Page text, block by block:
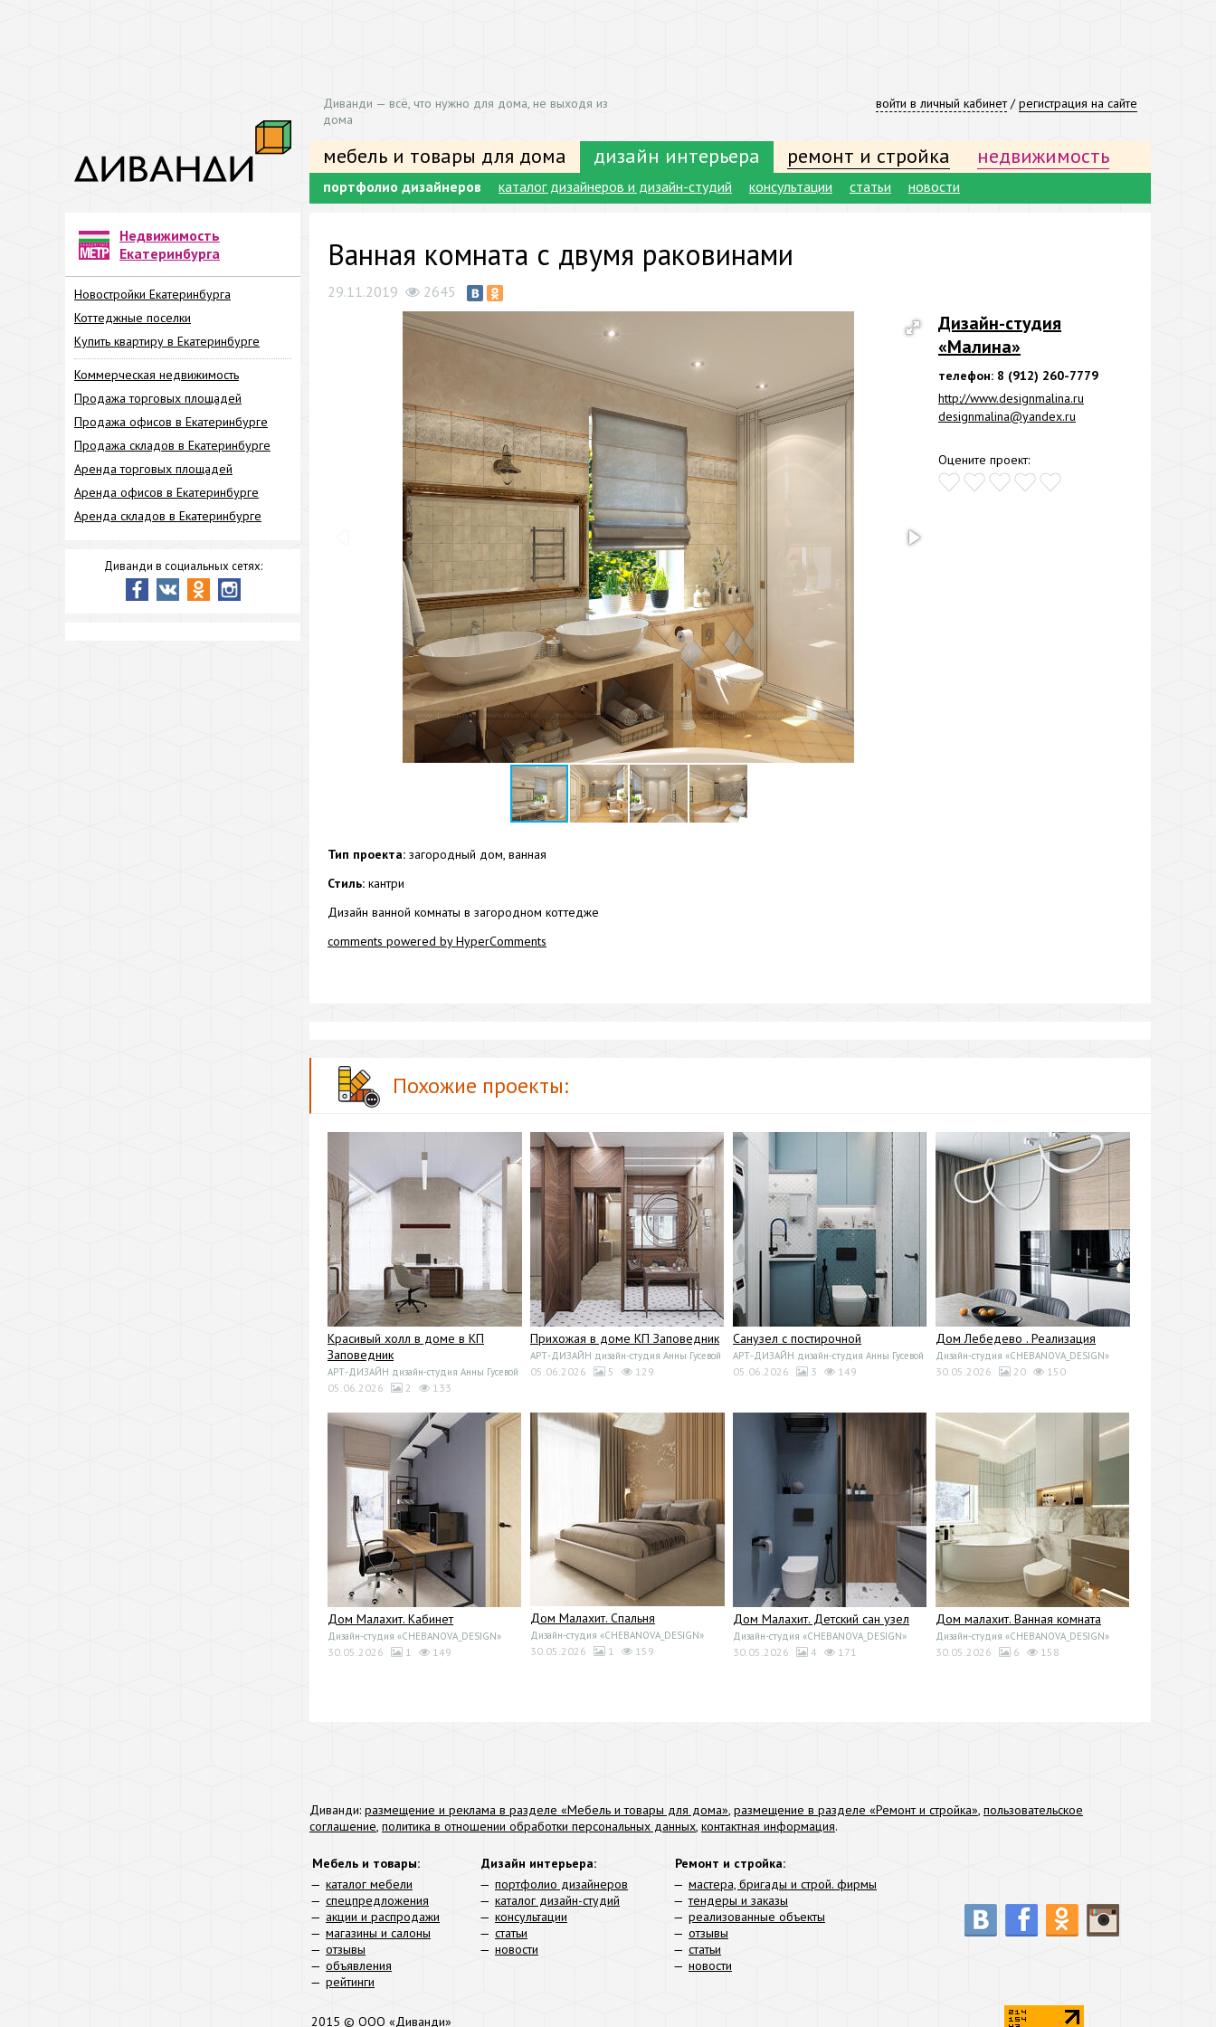
войти в личный кабинет/регистрация на сайте
Диванди — всё, что нужно для дома, не выходя из
дома
мебель и товары для дома дизайн интерьера ремонт и стройка недвижимость
портфолио дизайнеров каталог дизайнеров и дизайн-студий консультации статьи новости
Недвижимость
Екатеринбурга
Новостройки Екатеринбурга
Коттеджные поселки
Купить квартиру в Екатеринбурге
Коммерческая недвижимость
Продажа торговых площадей
Продажа офисов в Екатеринбурге
Продажа складов в Екатеринбурге
Аренда торговых площадей
Аренда офисов в Екатеринбурге
Аренда складов в Екатеринбурге
Диванди в социальных сетях:
Ванная комната с двумя раковинами
29.11.2019 2645
Дизайн-студия
«Малина»
телефон: 8 (912) 260-7779
http://www.designmalina.ru
designmalina@yandex.ru
Оцените проект:
Тип проекта: загородный дом, ванная
Стиль: кантри
Дизайн ванной комнаты в загородном коттедже
comments powered by HyperComments
Похожие проекты:
Красивый холл в доме в КП
Заповедник
АРТ-ДИЗАЙН дизайн-студия Анны Гусевой
05.06.2026 2 133
Прихожая в доме КП Заповедник
АРТ-ДИЗАЙН дизайн-студия Анны Гусевой
05.06.2026 5 129
Санузел с постирочной
АРТ-ДИЗАЙН дизайн-студия Анны Гусевой
05.06.2026 3 149
Дом Лебедево . Реализация
Дизайн-студия «CHEBANOVA_DESIGN»
30.05.2026 20 150
Дом Малахит. Кабинет
Дизайн-студия «CHEBANOVA_DESIGN»
30.05.2026 1 149
Дом Малахит. Спальня
Дизайн-студия «CHEBANOVA_DESIGN»
30.05.2026 1 159
Дом Малахит. Детский сан узел
Дизайн-студия «CHEBANOVA_DESIGN»
30.05.2026 4 171
Дом малахит. Ванная комната
Дизайн-студия «CHEBANOVA_DESIGN»
30.05.2026 6 158
Диванди: размещение и реклама в разделе «Мебель и товары для дома», размещение в разделе «Ремонт и стройка», пользовательское
соглашение, политика в отношении обработки персональных данных, контактная информация.
Мебель и товары:
каталог мебели
спецпредложения
акции и распродажи
магазины и салоны
отзывы
объявления
рейтинги
Дизайн интерьера:
портфолио дизайнеров
каталог дизайн-студий
консультации
статьи
новости
Ремонт и стройка:
мастера, бригады и строй. фирмы
тендеры и заказы
реализованные объекты
отзывы
статьи
новости
2015 © ООО «Диванди»